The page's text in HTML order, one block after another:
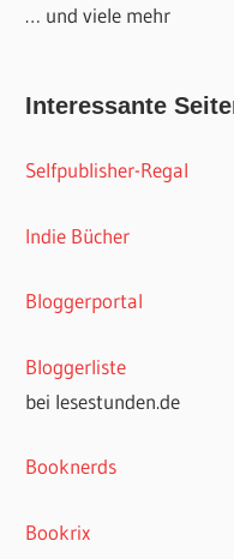
… und viele mehr
Interessante
Selfpublisher-Regal
Indie Bücher
Bloggerportal
Bloggerliste
bei lesestunden.de
Booknerds
Bookrix